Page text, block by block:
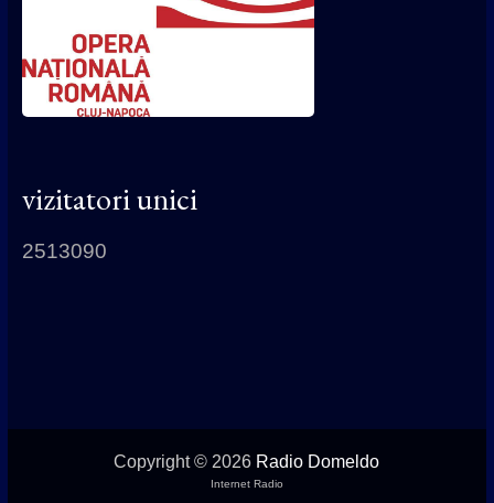
vizitatori unici
2513090
Copyright © 2026 Radio Domeldo
Internet Radio